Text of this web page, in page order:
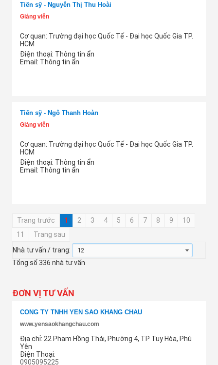
Tiến sỹ - Nguyễn Thị Thu Hoài
Giảng viên
Cơ quan: Trường đại học Quốc Tế - Đại học Quốc Gia TP.
HCM
Điện thoại: Thông tin ẩn
Email: Thông tin ẩn
Tiến sỹ - Ngô Thanh Hoàn
Giảng viên
Cơ quan: Trường đại học Quốc Tế - Đại học Quốc Gia TP.
HCM
Điện thoại: Thông tin ẩn
Email: Thông tin ẩn
Trang trước
1 2 3 4 5 6 7 8 9
10
11
Trang sau
Nhà tư vấn / trang:
Tổng số 336 nhà tư vấn
ĐƠN VỊ TƯ VẤN
CÔNG TY TNHH YẾN SÀO KHANG CHÂU
www.yensaokhangchau.com
Địa chỉ: 22 Phạm Hồng Thái, Phường 4, TP Tuy Hòa, Phú
Yên
Điện Thoại:
0905095225